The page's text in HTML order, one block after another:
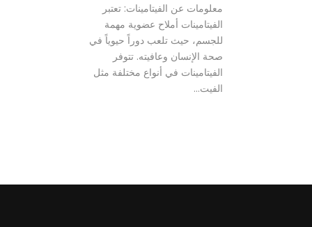
معلومات عن الفيتامينات: تعتبر
الفيتامينات أملاح عضوية مهمة
للجسم، حيث تلعب دوراً حيوياً في
صحة الإنسان وعافيته. تتوفر
الفيتامينات في أنواع مختلفة مثل
الفيت…